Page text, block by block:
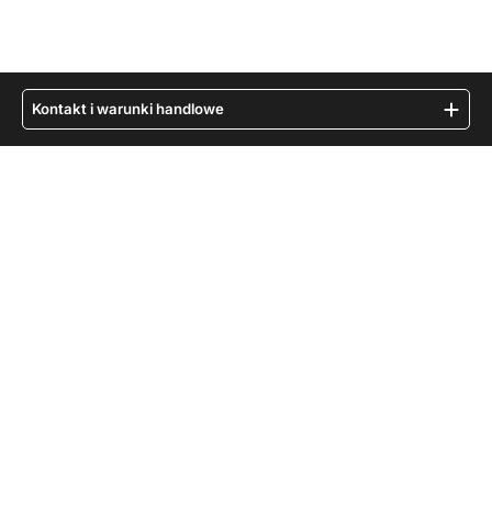
Kontakt i warunki handlowe